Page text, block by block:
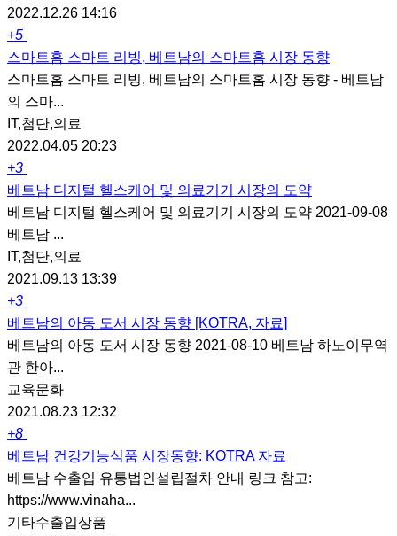
2022.12.26 14:16
+5
스마트홈 스마트 리빙, 베트남의 스마트홈 시장 동향
스마트홈 스마트 리빙, 베트남의 스마트홈 시장 동향 - 베트남
의 스마...
IT,첨단,의료
2022.04.05 20:23
+3
베트남 디지털 헬스케어 및 의료기기 시장의 도약
베트남 디지털 헬스케어 및 의료기기 시장의 도약 2021-09-08
베트남 ...
IT,첨단,의료
2021.09.13 13:39
+3
베트남의 아동 도서 시장 동향 [KOTRA, 자료]
베트남의 아동 도서 시장 동향 2021-08-10 베트남 하노이무역
관 한아...
교육문화
2021.08.23 12:32
+8
베트남 건강기능식품 시장동향: KOTRA 자료
베트남 수출입 유통법인설립절차 안내 링크 참고:
https://www.vinaha...
기타수출입상품